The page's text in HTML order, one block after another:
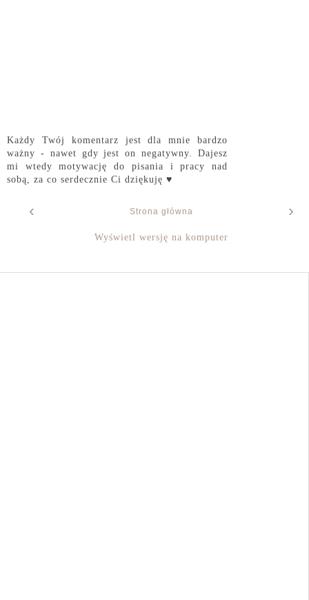
Każdy Twój komentarz jest dla mnie bardzo
ważny - nawet gdy jest on negatywny. Dajesz
mi wtedy motywację do pisania i pracy nad
sobą, za co serdecznie Ci dziękuję ♥
‹ ›
Strona główna
Wyświetl wersję na komputer